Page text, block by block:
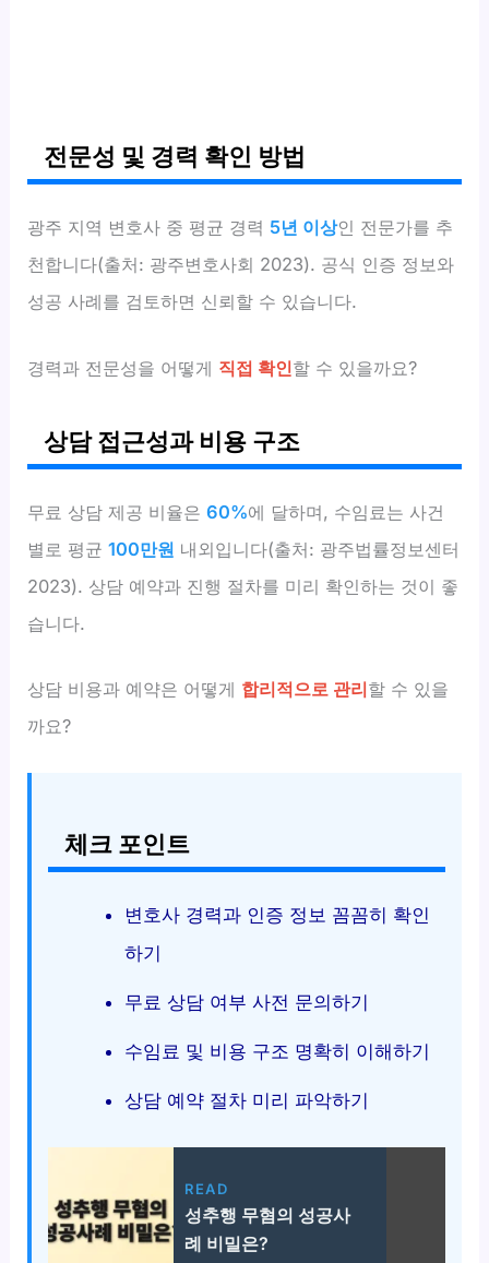
전문성 및 경력 확인 방법
광주 지역 변호사 중 평균 경력 5년 이상인 전문가를 추
천합니다(출처: 광주변호사회 2023). 공식 인증 정보와
성공 사례를 검토하면 신뢰할 수 있습니다.
경력과 전문성을 어떻게 직접 확인할 수 있을까요?
상담 접근성과 비용 구조
무료 상담 제공 비율은60%에 달하며, 수임료는 사건
별로 평균100만원 내외입니다(출처: 광주법률정보센터
2023). 상담 예약과 진행 절차를 미리 확인하는 것이 좋
습니다.
상담 비용과 예약은 어떻게 합리적으로 관리할 수 있을
까요?
체크 포인트
변호사 경력과 인증 정보 꼼꼼히 확인
하기
무료 상담 여부 사전 문의하기
수임료 및 비용 구조 명확히 이해하기
상담 예약 절차 미리 파악하기
READ
성추행 무혐의 성공사
례 비밀은?